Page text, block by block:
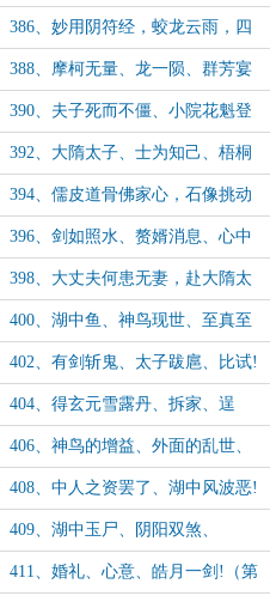
障！
386、妙用阴符经，蛟龙云雨，四
次替身!
388、摩柯无量、龙一陨、群芳宴
尘埃落地，
390、夫子死而不僵、小院花魁登
门！
392、大隋太子、士为知己、梧桐
羞涩！
394、儒皮道骨佛家心，石像挑动
天下反！
396、剑如照水、赘婿消息、心中
恶蛟
398、大丈夫何患无妻，赴大隋太
子邀约!
400、湖中鱼、神鸟现世、至真至
善至圣!
402、有剑斩鬼、太子跋扈、比试!
404、得玄元雪露丹、拆家、逞
凶、杀人了!
406、神鸟的增益、外面的乱世、
再进大观园!
408、中人之资罢了、湖中风波恶!
409、湖中玉尸、阴阳双煞、
411、婚礼、心意、皓月一剑!（第